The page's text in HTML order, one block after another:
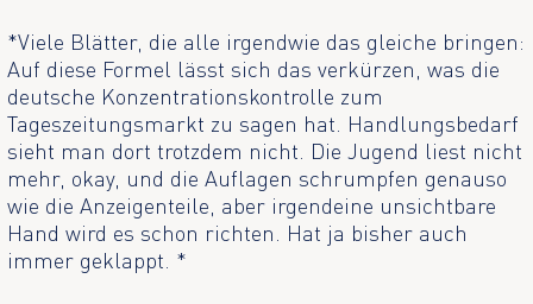
*Viele Blätter, die alle irgendwie das gleiche bringen:
Auf diese Formel lässt sich das verkürzen, was die
deutsche Konzentrationskontrolle zum
Tageszeitungsmarkt zu sagen hat. Handlungsbedarf
sieht man dort trotzdem nicht. Die Jugend liest nicht
mehr, okay, und die Auflagen schrumpfen genauso
wie die Anzeigenteile, aber irgendeine unsichtbare
Hand wird es schon richten. Hat ja bisher auch
immer geklappt. *